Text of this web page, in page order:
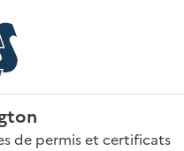
de permis et certificats